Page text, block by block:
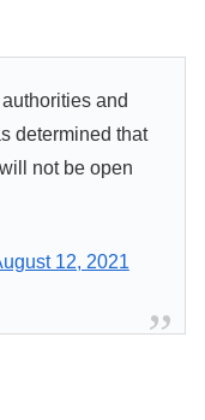
and
determined that
not be open
12, 2021